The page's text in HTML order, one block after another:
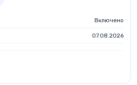
Включено
07.08.2026